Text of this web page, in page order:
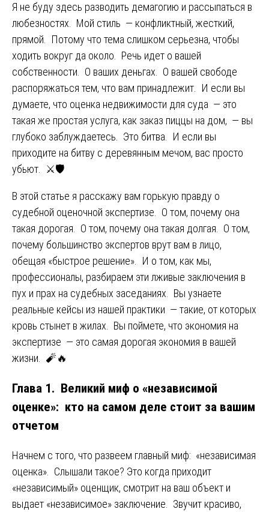
Я не буду здесь разводить демагогию и рассыпаться в
любезностях. Мой стиль — конфликтный, жесткий,
прямой. Потому что тема слишком серьезна, чтобы
ходить вокруг да около. Речь идет о вашей
собственности. О ваших деньгах. О вашей свободе
распоряжаться тем, что вам принадлежит. И если вы
думаете, что оценка недвижимости для суда — это
такая же простая услуга, как заказ пиццы на дом, — вы
глубоко заблуждаетесь. Это битва. И если вы
приходите на битву с деревянным мечом, вас просто
убьют. ⚔️🛡️
В этой статье я расскажу вам горькую правду о
судебной оценочной экспертизе. О том, почему она
такая дорогая. О том, почему она такая долгая. О том,
почему большинство экспертов врут вам в лицо,
обещая «быстрое решение». И о том, как мы,
профессионалы, разбираем эти лживые заключения в
пух и прах на судебных заседаниях. Вы узнаете
реальные кейсы из нашей практики — такие, от которых
кровь стынет в жилах. Вы поймете, что экономия на
экспертизе — это самая дорогая экономия в вашей
жизни. 🧨🔥
Глава 1. Великий миф о «независимой
оценке»: кто на самом деле стоит за вашим
отчетом
Начнем с того, что развеем главный миф: «независимая
оценка». Слышали такое? Это когда приходит
«независимый» оценщик, смотрит на ваш объект и
выдает «независимое» заключение. Звучит красиво,